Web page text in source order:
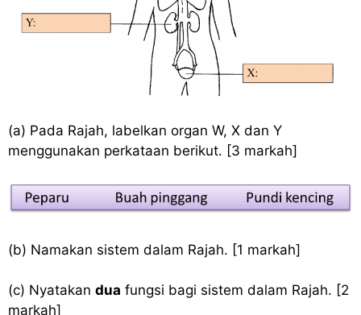
(a) Pada Rajah, labelkan organ W, X dan Y
menggunakan perkataan berikut. [3 markah]
(b) Namakan sistem dalam Rajah. [1 markah]
(c) Nyatakan dua fungsi bagi sistem dalam Rajah. [2
markah]